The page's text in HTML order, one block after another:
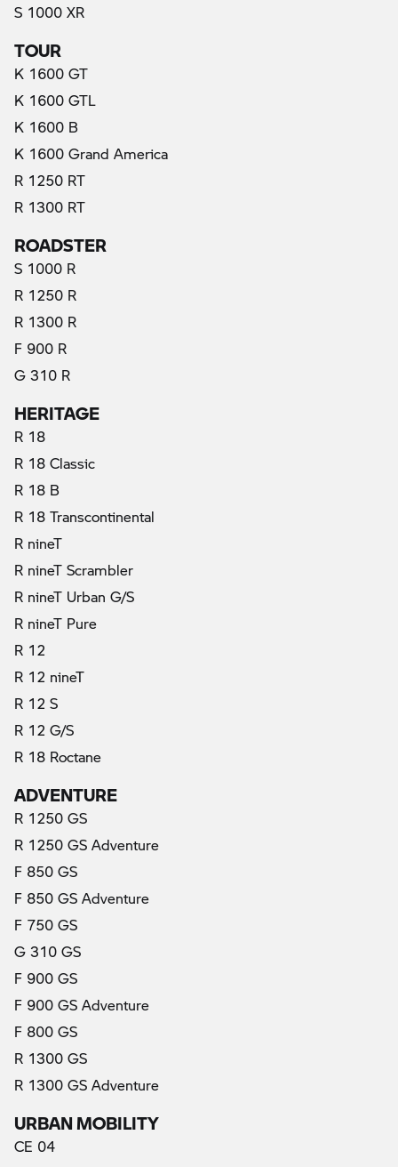
S 1000 XR
TOUR
K 1600 GT
K 1600 GTL
K 1600 B
K 1600 Grand America
R 1250 RT
R 1300 RT
ROADSTER
S 1000 R
R 1250 R
R 1300 R
F 900 R
G 310 R
HERITAGE
R 18
R 18 Classic
R 18 B
R 18 Transcontinental
R nineT
R nineT Scrambler
R nineT Urban G/S
R nineT Pure
R 12
R 12 nineT
R 12 S
R 12 G/S
R 18 Roctane
ADVENTURE
R 1250 GS
R 1250 GS Adventure
F 850 GS
F 850 GS Adventure
F 750 GS
G 310 GS
F 900 GS
F 900 GS Adventure
F 800 GS
R 1300 GS
R 1300 GS Adventure
URBAN MOBILITY
CE 04